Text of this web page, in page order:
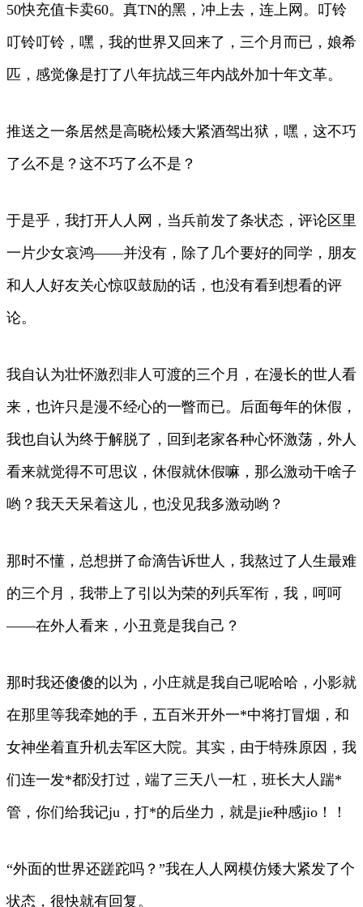
50快充值卡卖60。真TN的黑，冲上去，连上网。叮铃
叮铃叮铃，嘿，我的世界又回来了，三个月而已，娘希
匹，感觉像是打了八年抗战三年内战外加十年文革。
推送之一条居然是高晓松矮大紧酒驾出狱，嘿，这不巧
了么不是？这不巧了么不是？
于是乎，我打开人人网，当兵前发了条状态，评论区里
一片少女哀鸿——并没有，除了几个要好的同学，朋友
和人人好友关心惊叹鼓励的话，也没有看到想看的评
论。
我自认为壮怀激烈非人可渡的三个月，在漫长的世人看
来，也许只是漫不经心的一瞥而已。后面每年的休假，
我也自认为终于解脱了，回到老家各种心怀激荡，外人
看来就觉得不可思议，休假就休假嘛，那么激动干啥子
哟？我天天呆着这儿，也没见我多激动哟？
那时不懂，总想拼了命滴告诉世人，我熬过了人生最难
的三个月，我带上了引以为荣的列兵军衔，我，呵呵
——在外人看来，小丑竟是我自己？
那时我还傻傻的以为，小庄就是我自己呢哈哈，小影就
在那里等我牵她的手，五百米开外一*中将打冒烟，和
女神坐着直升机去军区大院。其实，由于特殊原因，我
们连一发*都没打过，端了三天八一杠，班长大人踹*
管，你们给我记ju，打*的后坐力，就是jie种感jio！！
“外面的世界还蹉跎吗？”我在人人网模仿矮大紧发了个
状态，很快就有回复。